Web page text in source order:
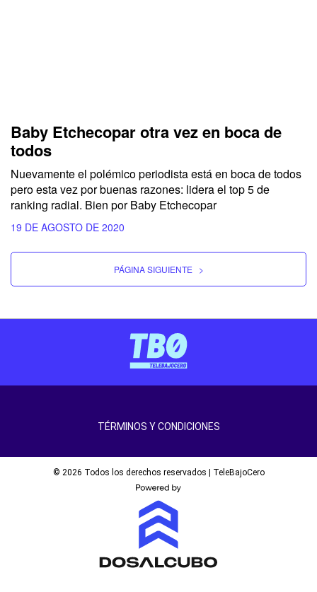
Baby Etchecopar otra vez en boca de
todos
Nuevamente el polémico periodista está en boca de todos
pero esta vez por buenas razones: lidera el top 5 de
ranking radial. Bien por Baby Etchecopar
19 DE AGOSTO DE 2020
PÁGINA SIGUIENTE >
TÉRMINOS Y CONDICIONES
© 2026 Todos los derechos reservados | TeleBajoCero